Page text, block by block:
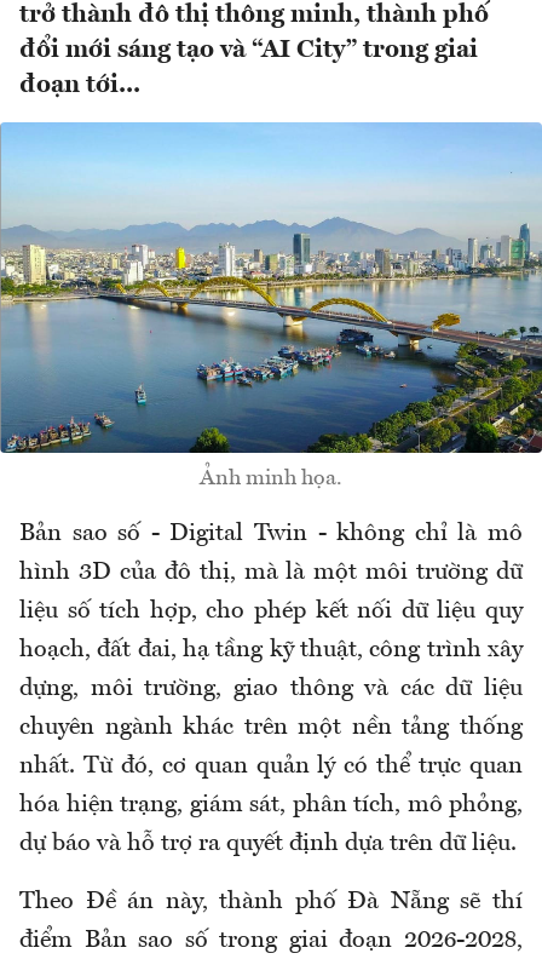
trở thành đô thị thông minh, thành phố
đổi mới sáng tạo và “AI City” trong giai
đoạn tới...
Ảnh minh họa.
Bản sao số - Digital Twin - không chỉ là mô
hình 3D của đô thị, mà là một môi trường dữ
liệu số tích hợp, cho phép kết nối dữ liệu quy
hoạch, đất đai, hạ tầng kỹ thuật, công trình xây
dựng, môi trường, giao thông và các dữ liệu
chuyên ngành khác trên một nền tảng thống
nhất. Từ đó, cơ quan quản lý có thể trực quan
hóa hiện trạng, giám sát, phân tích, mô phỏng,
dự báo và hỗ trợ ra quyết định dựa trên dữ liệu.
Theo Đề án này, thành phố Đà Nẵng sẽ thí
điểm Bản sao số trong giai đoạn 2026-2028,